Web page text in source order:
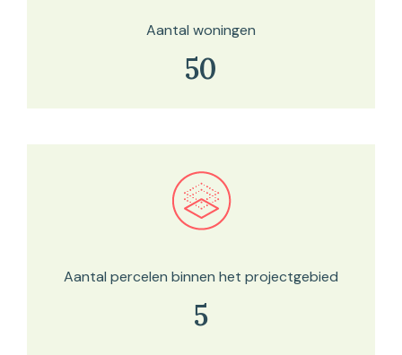
Aantal woningen
50
Bekijk in onze kaartviewer
Aantal percelen binnen het projectgebied
5